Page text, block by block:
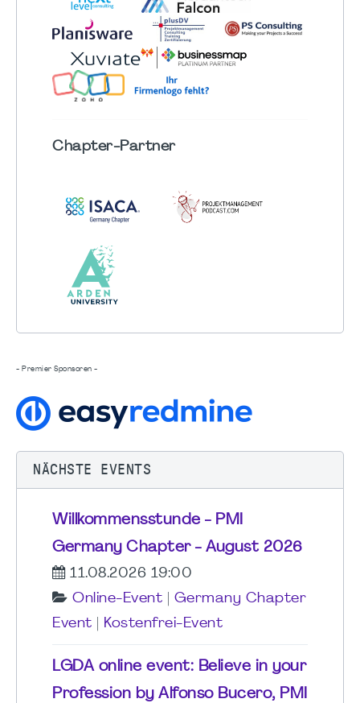
Chapter-Partner
- Premier Sponsoren -
NÄCHSTE EVENTS
Willkommensstunde - PMI
Germany Chapter - August 2026
11.08.2026 19:00
Online-Event
Germany Chapter
Event
Kostenfrei-Event
LGDA online event: Believe in your
Profession by Alfonso Bucero, PMI